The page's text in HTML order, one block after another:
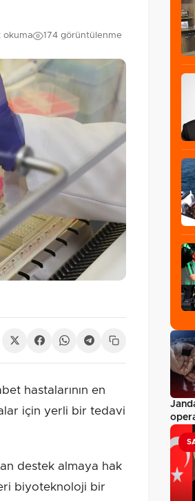
okuma 174 görüntülenme
hastalarının en
için yerli bir tedavi
destek almaya hak
biyoteknoloji bir